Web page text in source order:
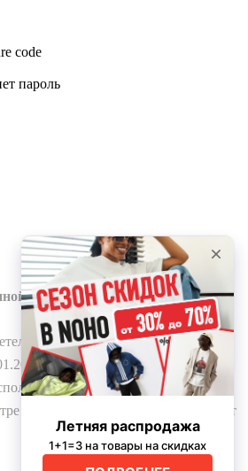
ответственностью “Нохо
о гос. регистрации №
комитетом.
Республики Беларусь: № 778224 от